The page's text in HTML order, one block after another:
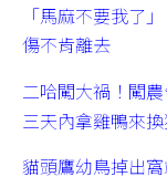
「馬麻不要我了
傷不肯離去
二哈闖大禍！闖
三天內拿雞鴨來
貓頭鷹幼鳥掉出